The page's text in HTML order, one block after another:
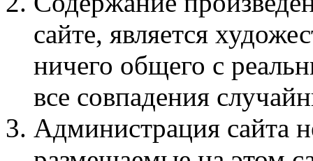
сайте, является
ничего общего с
все совпадения
Администрация сайта